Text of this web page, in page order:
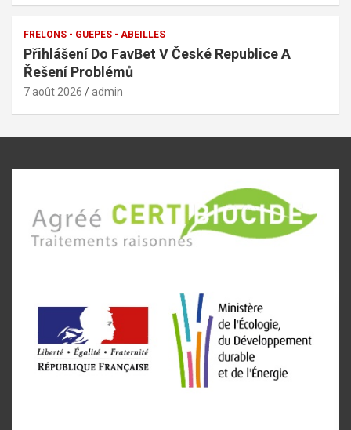
FRELONS - GUEPES - ABEILLES
Přihlášení Do FavBet V České Republice A
Řešení Problémů
7 août 2026 admin